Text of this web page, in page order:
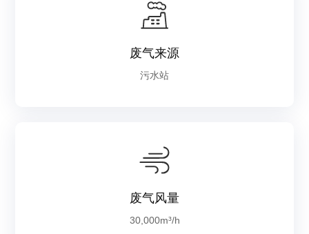
废气来源
污水站
废气风量
30,000m³/h